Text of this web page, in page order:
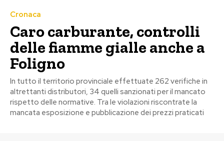
Cronaca
Caro carburante, controlli
delle fiamme gialle anche a
Foligno
In tutto il territorio provinciale effettuate 262 verifiche in
altrettanti distributori, 34 quelli sanzionati per il mancato
rispetto delle normative. Tra le violazioni riscontrate la
mancata esposizione e pubblicazione dei prezzi praticati